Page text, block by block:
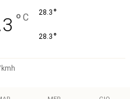
° C 28.3 °
28.3 °